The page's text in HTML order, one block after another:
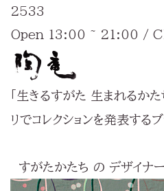
2533
Open 13:00 ~ 21:00 /
「生きるすがた 生まれるか
リでコレクションを発表する
すがたかたち の デザイナー